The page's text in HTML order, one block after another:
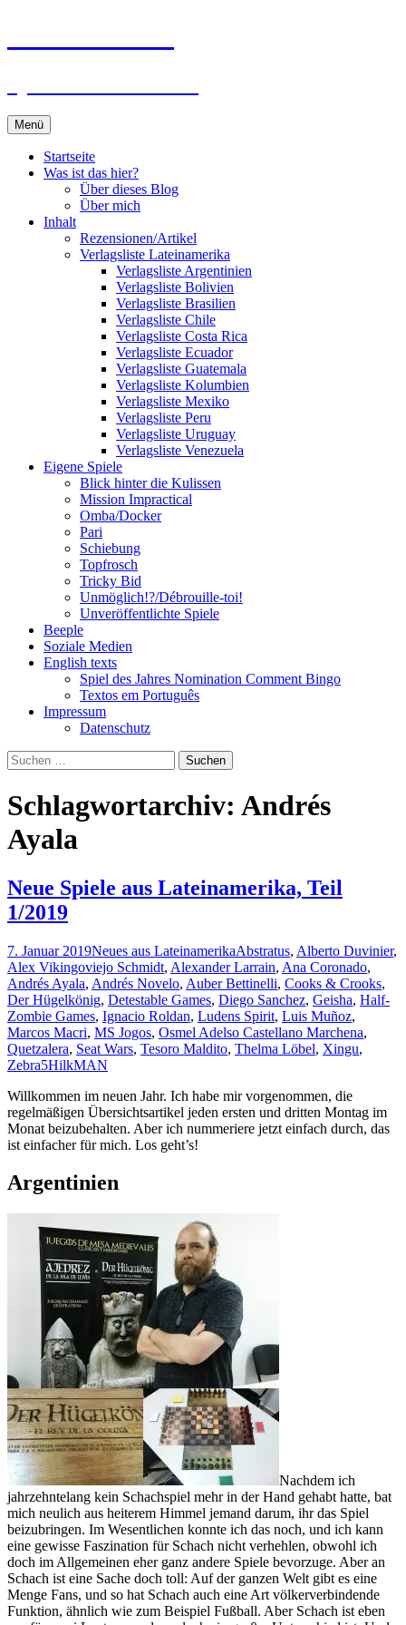
Menü
Startseite
Was ist das hier?
Über dieses Blog
Über mich
Inhalt
Rezensionen/Artikel
Verlagsliste Lateinamerika
Verlagsliste Argentinien
Verlagsliste Bolivien
Verlagsliste Brasilien
Verlagsliste Chile
Verlagsliste Costa Rica
Verlagsliste Ecuador
Verlagsliste Guatemala
Verlagsliste Kolumbien
Verlagsliste Mexiko
Verlagsliste Peru
Verlagsliste Uruguay
Verlagsliste Venezuela
Eigene Spiele
Blick hinter die Kulissen
Mission Impractical
Omba/Docker
Pari
Schiebung
Topfrosch
Tricky Bid
Unmöglich!?/Débrouille-toi!
Unveröffentlichte Spiele
Beeple
Soziale Medien
English texts
Spiel des Jahres Nomination Comment Bingo
Textos em Português
Impressum
Datenschutz
Suchen
nach:
Schlagwortarchiv: Andrés
Ayala
Neue Spiele aus Lateinamerika, Teil
1/2019
7. Januar 2019Neues aus LateinamerikaAbstratus, Alberto Duvinier,
Alex Vikingoviejo Schmidt, Alexander Larrain, Ana Coronado,
Andrés Ayala, Andrés Novelo, Auber Bettinelli, Cooks & Crooks,
Der Hügelkönig, Detestable Games, Diego Sanchez, Geisha, Half-
Zombie Games, Ignacio Roldan, Ludens Spirit, Luis Muñoz,
Marcos Macri, MS Jogos, Osmel Adelso Castellano Marchena,
Quetzalera, Seat Wars, Tesoro Maldito, Thelma Löbel, Xingu,
Zebra5HilkMAN
Willkommen im neuen Jahr. Ich habe mir vorgenommen, die
regelmäßigen Übersichtsartikel jeden ersten und dritten Montag im
Monat beizubehalten. Aber ich nummeriere jetzt einfach durch, das
ist einfacher für mich. Los geht’s!
Argentinien
Nachdem ich
jahrzehntelang kein Schachspiel mehr in der Hand gehabt hatte, bat
mich neulich aus heiterem Himmel jemand darum, ihr das Spiel
beizubringen. Im Wesentlichen konnte ich das noch, und ich kann
eine gewisse Faszination für Schach nicht verhehlen, obwohl ich
doch im Allgemeinen eher ganz andere Spiele bevorzuge. Aber an
Schach ist eine Sache doch toll: Auf der ganzen Welt gibt es eine
Menge Fans, und so hat Schach auch eine Art völkerverbindende
Funktion, ähnlich wie zum Beispiel Fußball. Aber Schach ist eben